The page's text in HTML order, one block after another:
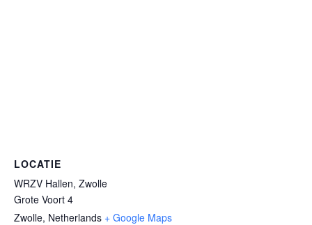
LOCATIE
WRZV Hallen, Zwolle
Grote Voort 4
Zwolle, Netherlands + Google Maps